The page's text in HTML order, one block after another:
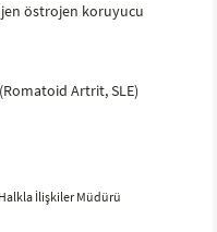
östrojen koruyucu
Artrit, SLE)
İlişkiler Müdürü